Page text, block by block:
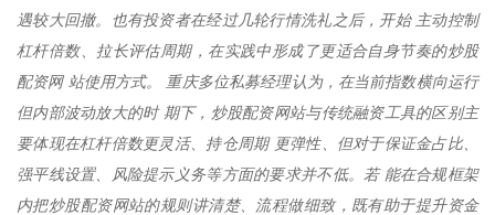
遇较大回撤。也有投资者在经过几轮行情洗礼之后，开始 主动控制
杠杆倍数、拉长评估周期，在实践中形成了更适合自身节奏的炒股
配资网 站使用方式。 重庆多位私募经理认为，在当前指数横向运行
但内部波动放大的时 期下，炒股配资网站与传统融资工具的区别主
要体现在杠杆倍数更灵活、持仓周期 更弹性、但对于保证金占比、
强平线设置、风险提示义务等方面的要求并不低。若 能在合规框架
内把炒股配资网站的规则讲清楚、流程做细致，既有助于提升资金